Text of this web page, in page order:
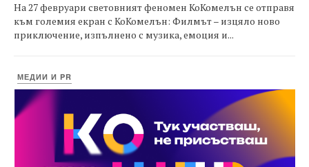
На 27 февруари световният феномен КоКомелън се отправя
към големия екран с КоКомелън: Филмът – изцяло ново
приключение, изпълнено с музика, емоция и...
МЕДИИ И PR